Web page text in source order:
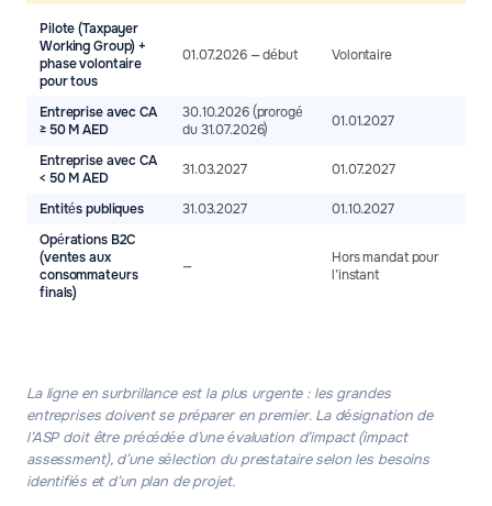
Pilote (Taxpayer
Working Group) +
phase volontaire
pour tous
01.07.2026 — début Volontaire
Entreprise avec CA
≥ 50 M AED
30.10.2026 (prorogé
du 31.07.2026)
01.01.2027
Entreprise avec CA
< 50 M AED
31.03.2027 01.07.2027
Entités publiques 31.03.2027
01.10.2027
Opérations B2C
(ventes aux
consommateurs
finals)
—
Hors mandat pour
l’instant
La ligne en surbrillance est la plus urgente : les grandes
entreprises doivent se préparer en premier. La désignation de
l’ASP doit être précédée d’une évaluation d’impact (impact
assessment), d’une sélection du prestataire selon les besoins
identifiés et d’un plan de projet.